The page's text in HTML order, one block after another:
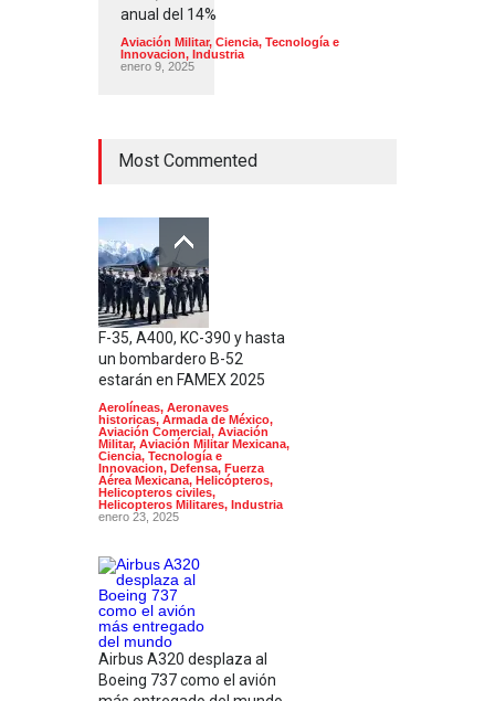
anual del 14%
Aviación Militar, Ciencia, Tecnología e
Innovacion, Industria
enero 9, 2025
Most Commented
F-35, A400, KC-390 y hasta
un bombardero B-52
estarán en FAMEX 2025
Aerolíneas, Aeronaves
historicas, Armada de México,
Aviación Comercial , Aviación
Militar, Aviación Militar Mexicana,
Ciencia, Tecnología e
Innovacion, Defensa, Fuerza
Aérea Mexicana, Helicópteros,
Helicopteros civiles,
Helicopteros Militares, Industria
enero 23, 2025
Airbus A320 desplaza al
Boeing 737 como el avión